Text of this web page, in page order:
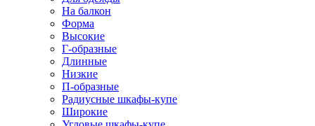
На балкон
Форма
Высокие
Г-образные
Длинные
Низкие
П-образные
Радиусные шкафы-купе
Широкие